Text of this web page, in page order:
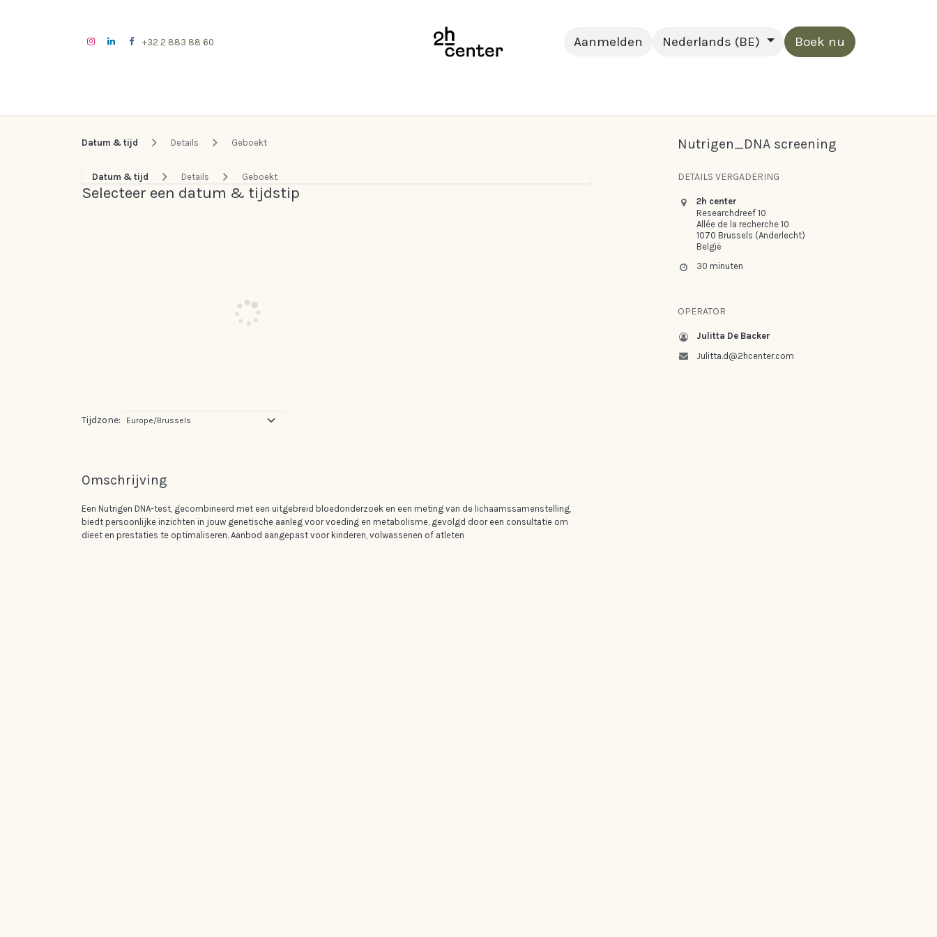
+32 2 883 88 60 Aanmelden Nederlands (BE) Boek nu
Datum & tijd Details Geboekt
Datum & tijd Details Geboekt
Selecteer een datum & tijdstip
Tijdzone:
Omschrijving
Een Nutrigen DNA-test, gecombineerd met een uitgebreid bloedonderzoek en een meting van de lichaamssamenstelling,
biedt persoonlijke inzichten in jouw genetische aanleg voor voeding en metabolisme, gevolgd door een consultatie om
dieet en prestaties te optimaliseren. Aanbod aangepast voor kinderen, volwassenen of atleten
Nutrigen_DNA screening
DETAILS VERGADERING
2h center
Researchdreef 10
Allée de la recherche 10
1070 Brussels (Anderlecht)
België
30 minuten
OPERATOR
Julitta De Backer
Julitta.d@2hcenter.com